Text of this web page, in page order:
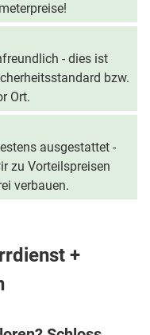
- dies ist
bzw.
Ort.
ausgestattet -
zu Vorteilspreisen
verbauen.
+